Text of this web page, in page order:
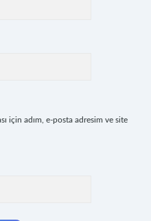
için adım, e-posta adresim ve site